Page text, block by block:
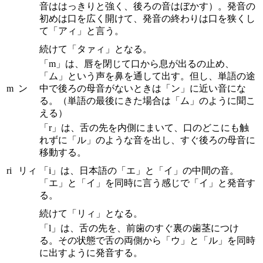
音ははっきりと強く、後ろの音はぼかす）。発音の
初めは口を広く開けて、発音の終わりは口を狭くし
て「アィ」と言う。
続けて「タァィ」となる。
m ン
「m」は、唇を閉じて口から息が出るの止め、
「ム」という声を鼻を通して出す。但し、単語の途
中で後ろの母音がないときは「ン」に近い音にな
る。（単語の最後にきた場合は「ム」のように聞こ
える）
ri リィ
「r」は、舌の先を内側にまいて、口のどこにも触
れずに「ル」のような音を出し、すぐ後ろの母音に
移動する。
「i」は、日本語の「エ」と「イ」の中間の音。
「エ」と「イ」を同時に言う感じで「イ」と発音す
る。
続けて「リィ」となる。
「l」は、舌の先を、前歯のすぐ裏の歯茎につけ
る。その状態で舌の両側から「ウ」と「ル」を同時
に出すように発音する。